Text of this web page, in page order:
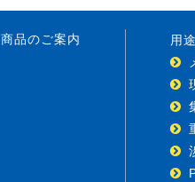
商品のご案内
用